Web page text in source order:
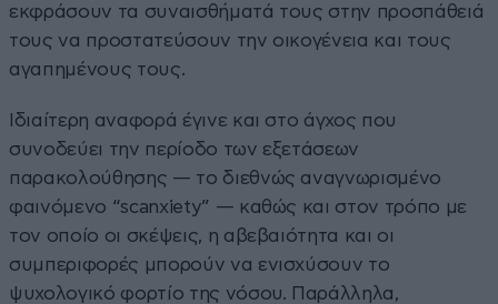
εκφράσουν τα συναισθήματά τους στην προσπάθειά
τους να προστατεύσουν την οικογένεια και τους
αγαπημένους τους.
Ιδιαίτερη αναφορά έγινε και στο άγχος που
συνοδεύει την περίοδο των εξετάσεων
παρακολούθησης — το διεθνώς αναγνωρισμένο
φαινόμενο “scanxiety” — καθώς και στον τρόπο με
τον οποίο οι σκέψεις, η αβεβαιότητα και οι
συμπεριφορές μπορούν να ενισχύσουν το
ψυχολογικό φορτίο της νόσου. Παράλληλα,